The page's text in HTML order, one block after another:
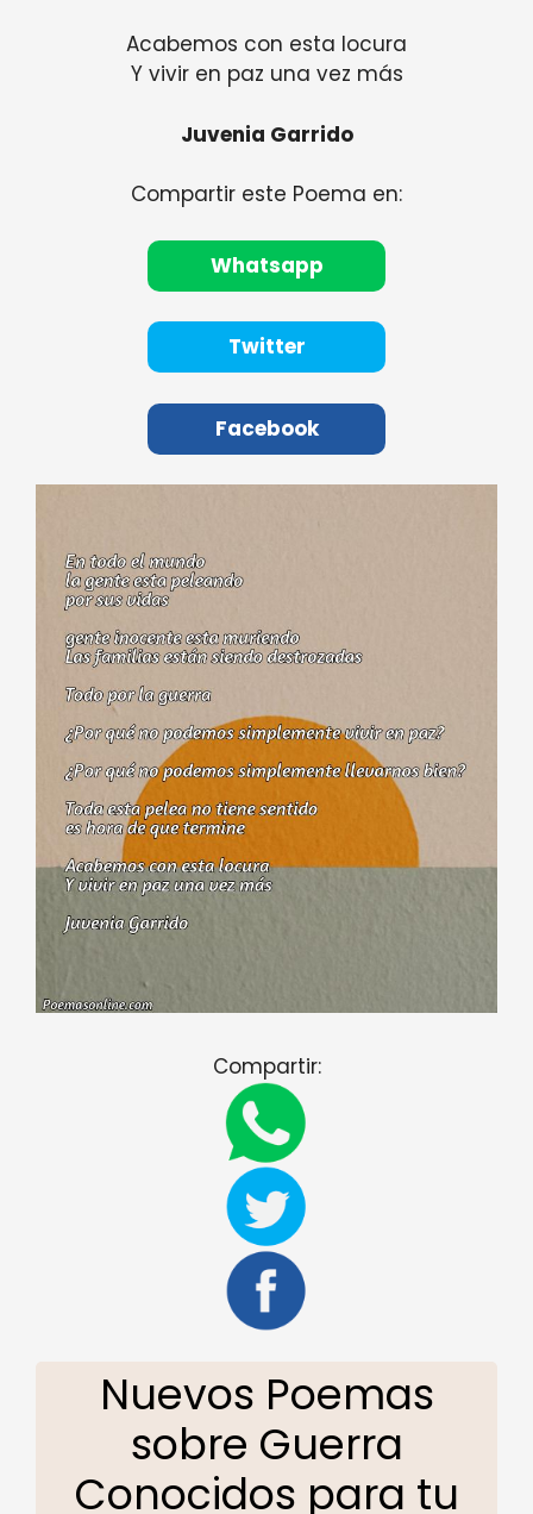
Acabemos con esta locura
Y vivir en paz una vez más
Juvenia Garrido
Compartir este Poema en:
Whatsapp
Twitter
Facebook
Compartir:
Nuevos Poemas
sobre Guerra
Conocidos para tu